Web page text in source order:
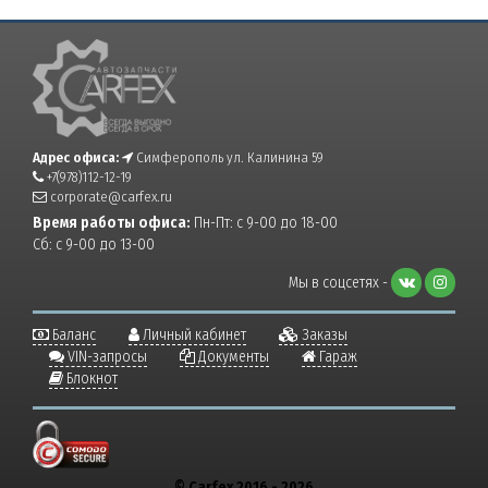
Адрес офиса:
Симферополь ул. Калинина 59
+7(978)112-12-19
corporate@carfex.ru
Время работы офиса: Пн-Пт: с 9-00 до 18-00
Сб: с 9-00 до 13-00
Мы в соцсетях -
Баланс Личный кабинет
Заказы
VIN-запросы
Документы
Гараж
Блокнот